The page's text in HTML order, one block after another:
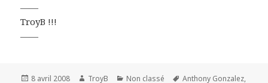
——
TroyB !!!
——
Publié
8 avril 2008 Auteur
TroyB Catégories
Non classé Mots-
Anthony Gonzalez,